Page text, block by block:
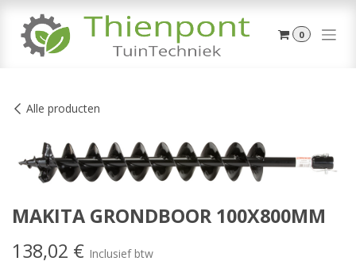
0
Alle producten
MAKITA GRONDBOOR 100X800MM
138,02 € Inclusief btw